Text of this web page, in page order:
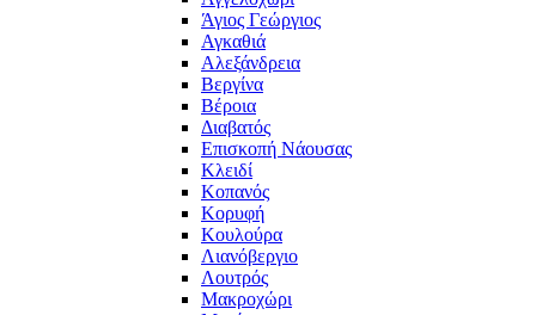
Άγιος Γεώργιος
Αγκαθιά
Αλεξάνδρεια
Βεργίνα
Βέροια
Διαβατός
Επισκοπή Νάουσας
Κλειδί
Κοπανός
Κορυφή
Κουλούρα
Λιανόβεργιο
Λουτρός
Μακροχώρι